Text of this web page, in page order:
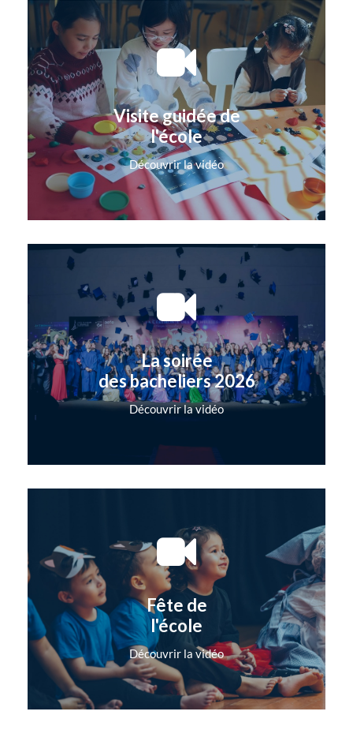
Visite guidée de
l'école
Découvrir la vidéo
La soirée
des bacheliers 2026
Découvrir la vidéo
Fête de
l'école
Découvrir la vidéo